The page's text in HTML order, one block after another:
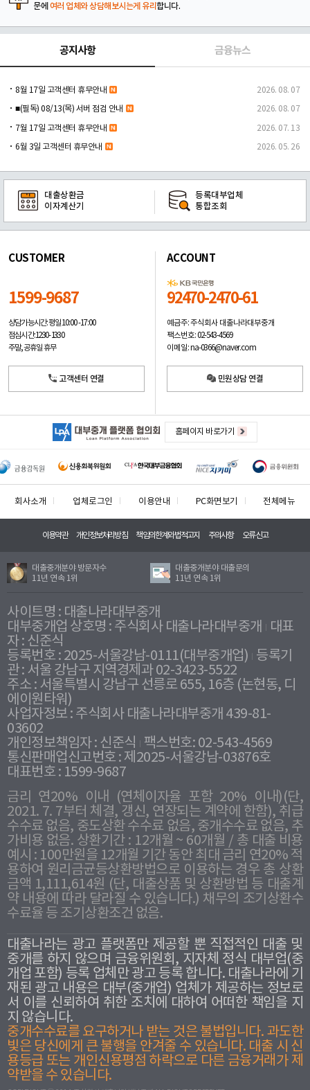
문에 여러 업체와 상담해보시는게 유리합니다.
공지사항 금융뉴스
8월 17일 고객센터 휴무안내 2026. 08. 07
■(필독) 08/13(목) 서버 점검 안내 2026. 08. 07
7월 17일 고객센터 휴무안내 2026. 07. 13
6월 3일 고객센터 휴무안내 2026. 05. 26
대출상환금
이자계산기
등록대부업체
통합조회
CUSTOMER
1599-9687
상담가능시간: 평일10:00 -17:00
점심시간: 12:30 - 13:30
주말, 공휴일 휴무
고객센터 연결
ACCOUNT
92470-2470-61
예금주: 주식회사 대출나라대부중개
팩스번호: 02-543-4569
이메일: na-0366@naver.com
민원상담 연결
홈페이지 바로가기
회사소개 업체로그인 이용안내 PC화면보기 전체메뉴
이용약관 개인정보처리방침 책임의한계와법적고지 주의사항 오류신고
대출중개분야 방문자수
11년 연속 1위
대출중개분야 대출문의
11년 연속 1위
사이트명 : 대출나라대부중개
대부중개업 상호명 : 주식회사 대출나라대부중개
대표
자 : 신준식
등록번호 : 2025-서울강남-0111(대부중개업) 등록기
관 : 서울 강남구 지역경제과 02-3423-5522
주소 : 서울특별시 강남구 선릉로 655, 16층 (논현동, 디
에이원타워)
사업자정보 : 주식회사 대출나라대부중개 439-81-
03602
개인정보책임자 : 신준식
팩스번호: 02-543-4569
통신판매업신고번호 : 제2025-서울강남-03876호
대표번호 : 1599-9687
금리 연20% 이내 (연체이자율 포함 20% 이내)(단,
2021. 7. 7부터 체결, 갱신, 연장되는 계약에 한함), 취급
수수료 없음, 중도상환 수수료 없음, 중개수수료 없음, 추
가비용 없음. 상환기간 : 12개월 ~ 60개월 / 총 대출 비용
예시 : 100만원을 12개월 기간 동안 최대 금리 연20% 적
용하여 원리금균등상환방법으로 이용하는 경우 총 상환
금액 1,111,614원 (단, 대출상품 및 상환방법 등 대출계
약 내용에 따라 달라질 수 있습니다.) 채무의 조기상환수
수료율 등 조기상환조건 없음.
대출나라는 광고 플랫폼만 제공할 뿐 직접적인 대출 및
중개를 하지 않으며 금융위원회, 지자체 정식 대부업(중
개업 포함) 등록 업체만 광고 등록 합니다. 대출나라에 기
재된 광고 내용은 대부(중개업) 업체가 제공하는 정보로
서 이를 신뢰하여 취한 조치에 대하여 어떠한 책임을 지
지 않습니다.
중개수수료를 요구하거나 받는 것은 불법입니다. 과도한
빛은 당신에게 큰 불행을 안겨줄 수 있습니다. 대출 시 신
용등급 또는 개인신용평점 하락으로 다른 금융거래가 제
약받을 수 있습니다.